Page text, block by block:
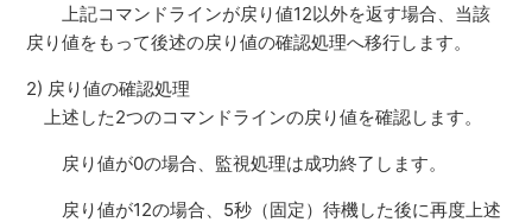
上記コマンドラインが戻り値12以外を返す場合、当該
戻り値をもって後述の戻り値の確認処理へ移行します。
2) 戻り値の確認処理
上述した2つのコマンドラインの戻り値を確認します。
戻り値が0の場合、監視処理は成功終了します。
戻り値が12の場合、5秒（固定）待機した後に再度上述